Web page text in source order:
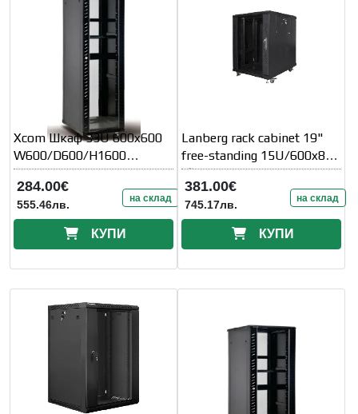
Xcom Шкаф 33U 600x600
W600/D600/H1600
Стъклена врата
284.00€
555.46лв. на склад
КУПИ
Lanberg rack cabinet 19"
free-standing 15U/600x800
(flat pack) black
381.00€
745.17лв. на склад
КУПИ